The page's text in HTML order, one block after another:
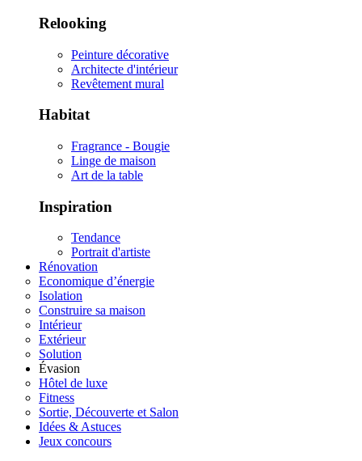
Relooking
Peinture décorative
Architecte d'intérieur
Revêtement mural
Habitat
Fragrance - Bougie
Linge de maison
Art de la table
Inspiration
Tendance
Portrait d'artiste
Rénovation
Economique d’énergie
Isolation
Construire sa maison
Intérieur
Extérieur
Solution
Évasion
Hôtel de luxe
Fitness
Sortie, Découverte et Salon
Idées & Astuces
Jeux concours